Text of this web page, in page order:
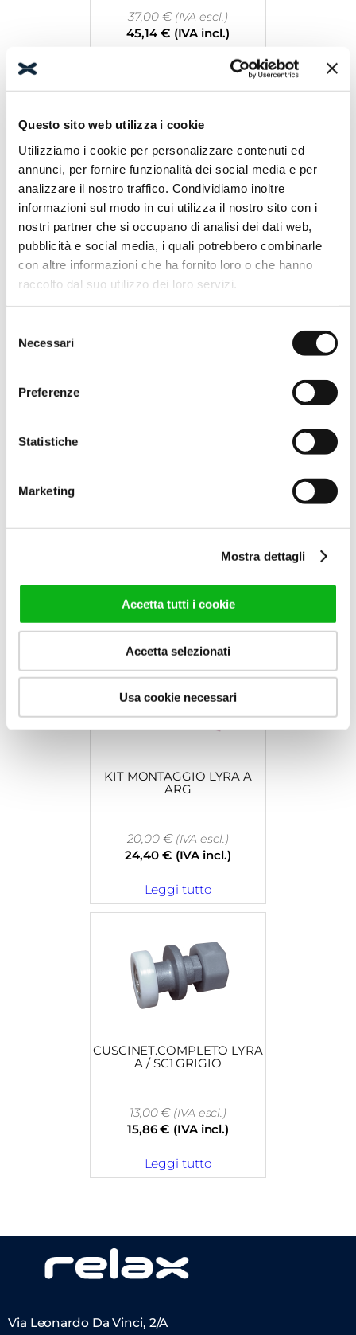
Questo sito web utilizza i cookie
Utilizziamo i cookie per personalizzare contenuti ed
annunci, per fornire funzionalità dei social media e per
analizzare il nostro traffico. Condividiamo inoltre
informazioni sul modo in cui utilizza il nostro sito con i
nostri partner che si occupano di analisi dei dati web,
pubblicità e social media, i quali potrebbero combinarle
con altre informazioni che ha fornito loro o che hanno
raccolto dal suo utilizzo dei loro servizi.
delNecessari
Preferenze
Statistiche
Marketing
Mostra dettagli
Accetta tutti i cookie
Accetta selezionati
Usa cookie necessari
37,00 €(IVA escl.)
45,14 € (IVA incl.)
COMP.DOPP LYRA ARG.LUC
L.1950
66,00€ (IVA escl.)
80,52€(IVA incl.)
(IVA escl.)
76,86€(IVA incl.)
KIT MONTAGGIO LYRA A
ARG
20,00 €(IVA escl.)
24,40 € (IVA incl.)
Leggi tutto
CUSCINET.COMPLETO LYRA
A / SC1 GRIGIO
13,00€(IVA escl.)
15,86€ (IVA incl.)
Leggi tutto
Via Leonardo Da Vinci, 2/A